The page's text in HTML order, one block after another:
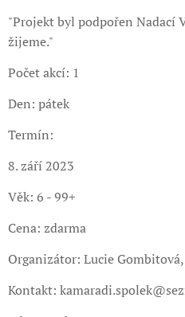
"Projekt byl podpořen Nadací
žijeme."
Počet akcí: 1
Den: pátek
Termín:
8. září 2023
Věk: 6 - 99+
Cena: zdarma
Organizátor: Lucie
Kontakt: